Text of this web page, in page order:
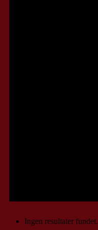
Ingen resultater fundet.